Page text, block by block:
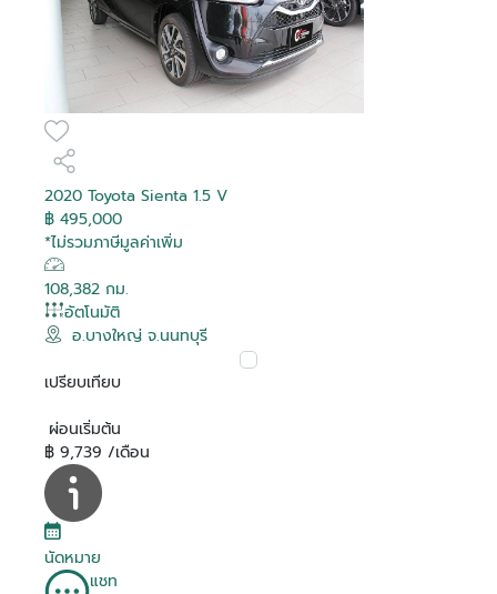
2020 Toyota Sienta 1.5 V
฿ 495,000
*ไม่รวมภาษีมูลค่าเพิ่ม
108,382 กม.
อัตโนมัติ
อ.บางใหญ่ จ.นนทบุรี
เปรียบเทียบ
ผ่อนเริ่มต้น
฿ 9,739 /เดือน
นัดหมาย
แชท